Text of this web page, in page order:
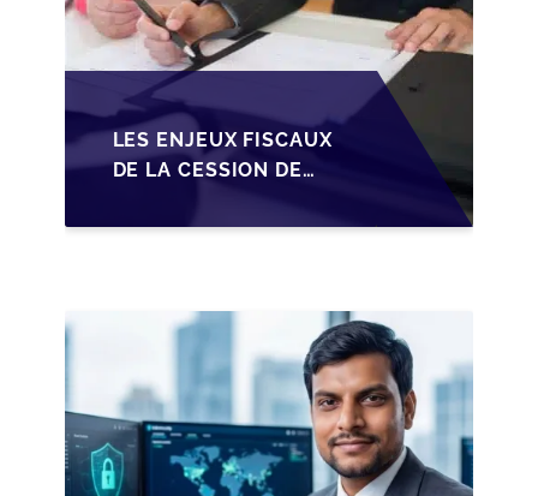
LES ENJEUX FISCAUX
DE LA CESSION DE
LES DIRIGEANTS DE